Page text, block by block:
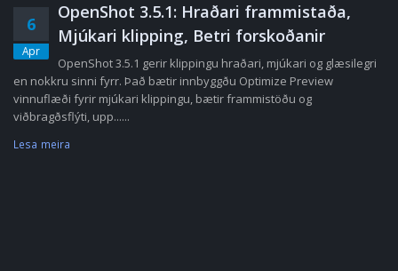
6
Apr
OpenShot 3.5.1: Hraðari frammistaða,
Mjúkari klipping, Betri forskoðanir
OpenShot 3.5.1 gerir klippingu hraðari, mjúkari og glæsilegri
en nokkru sinni fyrr. Það bætir innbyggðu Optimize Preview
vinnuflæði fyrir mjúkari klippingu, bætir frammistöðu og
viðbragðsflýti, upp......
Lesa meira